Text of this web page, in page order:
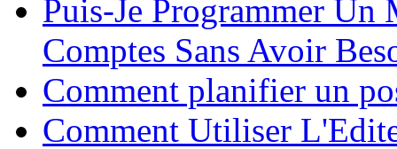
Puis-Je Programmer Un
Comptes Sans Avoir
Comment planifier un
Comment Utiliser